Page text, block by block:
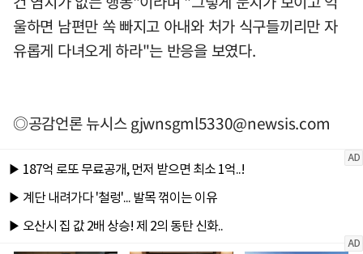
울하면 남편만 쏙 빠지고 아내와 처가 식구들끼리만 자
유롭게 다녀오게 하라"는 반응을 보였다.
◎공감언론 뉴시스gjwnsgml5330@newsis.com